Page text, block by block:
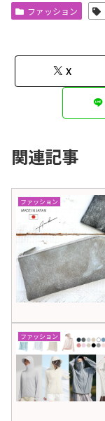
ファッション
X
関連記事
ファッション
ファッション